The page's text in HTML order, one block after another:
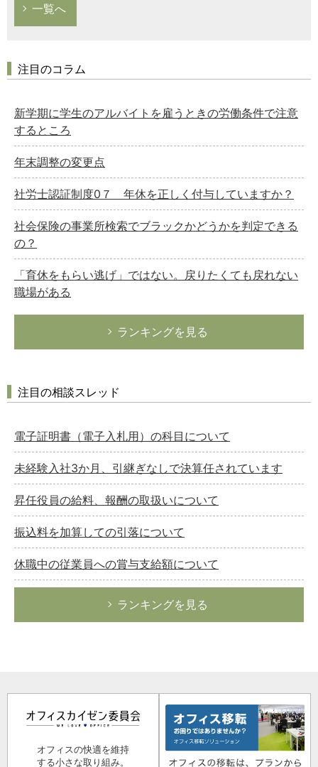
一覧へ
注目のコラム
新学期に学生のアルバイトを雇うときの労働条件で注意
するところ
年末調整の変更点
社労士認証制度0７ 年休を正しく付与していますか？
社会保険の事業所検索でブラックかどうかを判定できる
の？
「育休をもらい逃げ」ではない。戻りたくても戻れない
職場がある
ランキングを見る
注目の相談スレッド
電子証明書（電子入札用）の科目について
未経験入社3か月、引継ぎなしで決算任されています
昇任役員の給料、報酬の取扱いについて
振込料を加算しての引落について
休職中の従業員への賞与支給額について
ランキングを見る
オフィスの快適を維持
する小さな取り組み。